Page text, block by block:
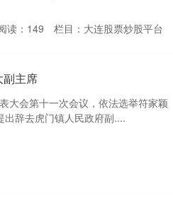
读： 149 栏目： 大连股票炒股平台
副主席
大会第十一次会议，依法选举符家颖
辞去虎门镇人民政府副....